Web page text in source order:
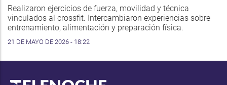
Realizaron ejercicios de fuerza, movilidad y técnica
vinculados al crossfit. Intercambiaron experiencias sobre
entrenamiento, alimentación y preparación física.
21 DE MAYO DE 2026 - 18:22